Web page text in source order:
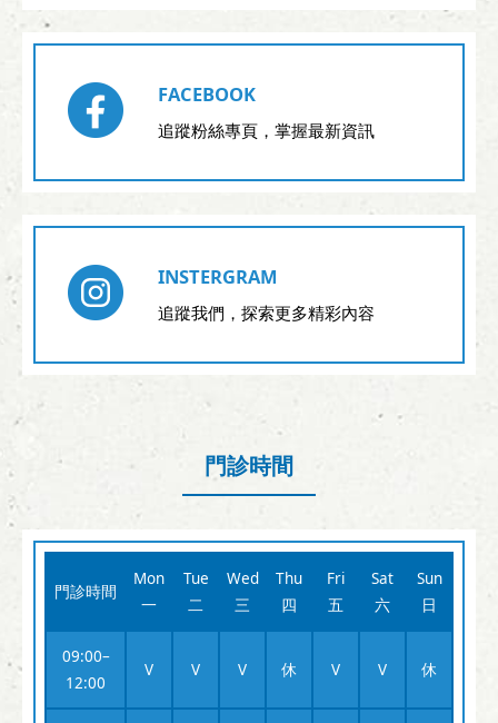
FACEBOOK
追蹤粉絲專頁，掌握最新資訊
INSTERGRAM
追蹤我們，探索更多精彩內容
門診時間
門診時間
Mon
一
Tue
二
Wed
三
Thu
四
Fri
五
Sat
六
Sun
日
09:00–
12:00
V V V 休 V V 休